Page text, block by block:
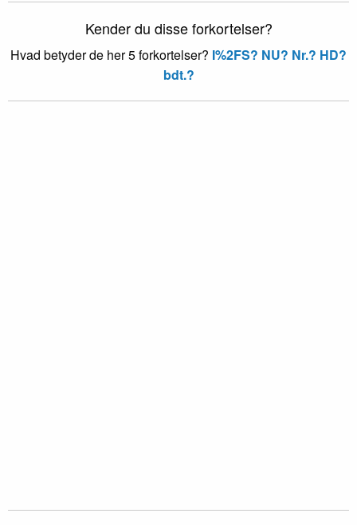
Kender du disse forkortelser?
Hvad betyder de her 5 forkortelser? I%2FS? NU? Nr.? HD?
bdt.?